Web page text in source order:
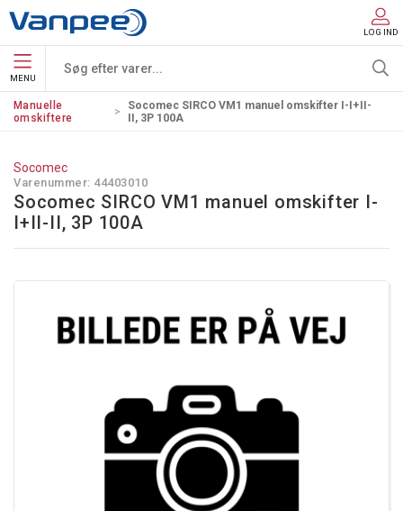
LOG IND
MENU
Manuelle
omskiftere
Socomec SIRCO VM1 manuel omskifter I-I+II-
II, 3P 100A
Socomec
Varenummer: 44403010
Socomec SIRCO VM1 manuel omskifter I-
I+II-II, 3P 100A